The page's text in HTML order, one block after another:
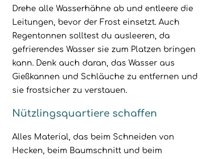
Drehe alle Wasserhähne ab und entleere die
Leitungen, bevor der Frost einsetzt. Auch
Regentonnen solltest du ausleeren, da
gefrierendes Wasser sie zum Platzen bringen
kann. Denk auch daran, das Wasser aus
Gießkannen und Schläuche zu entfernen und
sie frostsicher zu verstauen.
Nützlingsquartiere schaffen
Alles Material, das beim Schneiden von
Hecken, beim Baumschnitt und beim